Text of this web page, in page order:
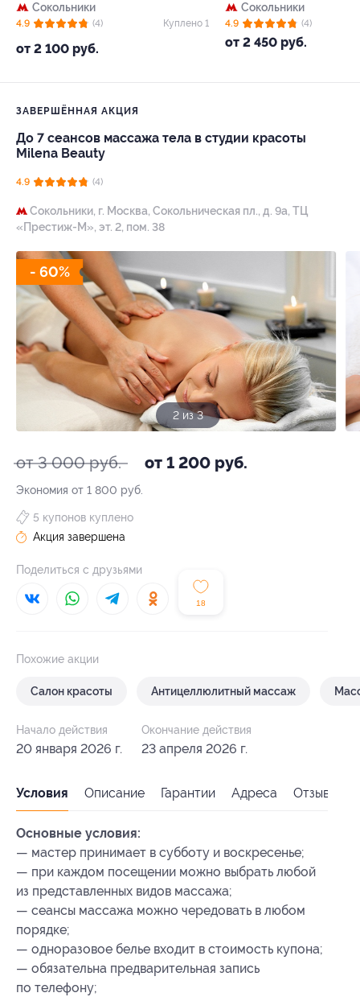
Сокольники
от 2 100 руб.
4.9 (4) Куплено 1
Сокольники
от 2 450 руб.
4.9 (4)
ЗАВЕРШЁННАЯ АКЦИЯ
До 7 сеансов массажа тела в студии красоты
Milena Beauty
4.9 (4)
Сокольники, г. Москва, Сокольническая пл., д. 9а, ТЦ
«Престиж-М», эт. 2, пом. 38
- 60%
3 из 3
от 3 000 руб. от 1 200 руб.
Экономия от 1 800 руб.
18
5 купонов куплено
Акция завершена
Поделиться с друзьями
Похожие акции
Салон красоты Антицеллюлитный массаж
Начало действия
20 января 2026 г.
Окончание действия
23 апреля 2026 г.
Условия Описание Гарантии Адреса Отзывы
Основные условия:
— мастер принимает в субботу и воскресенье;
— при каждом посещении можно выбрать любой
из представленных видов массажа;
— сеансы массажа можно чередовать в любом
порядке;
— одноразовое белье входит в стоимость купона;
— обязательна предварительная запись
по телефону;